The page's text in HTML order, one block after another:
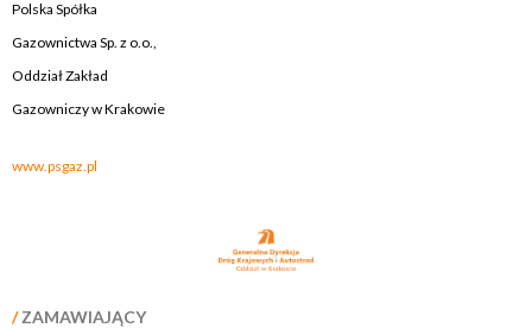
Polska Spółka
Gazownictwa Sp. z o.o.,
Oddział Zakład
Gazowniczy w Krakowie
www.psgaz.pl
/ZAMAWIAJĄCY